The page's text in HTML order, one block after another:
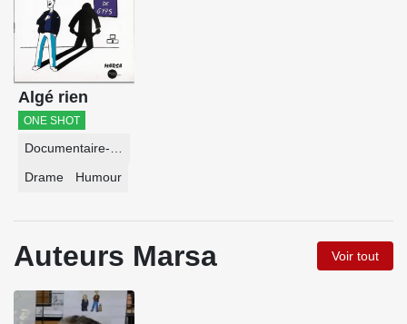
Algé rien
ONE SHOT
Drame Humour
Auteurs Marsa Voir tout